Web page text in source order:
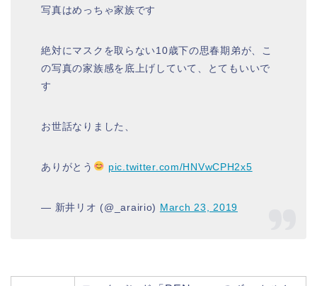
写真はめっちゃ家族です
絶対にマスクを取らない10歳下の思春期弟が、こ
の写真の家族感を底上げしていて、とてもいいで
す
お世話なりました、
ありがとう pic.twitter.com/HNVwCPH2x5
— 新井リオ (@_arairio) March 23, 2019